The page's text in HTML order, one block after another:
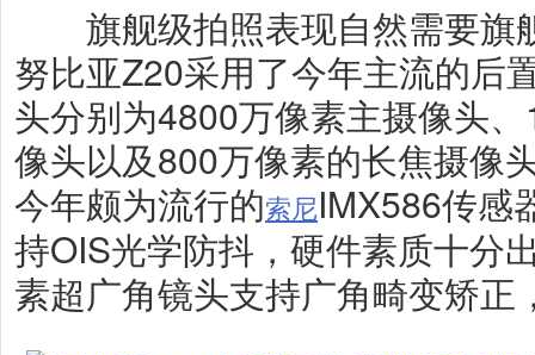
旗舰级拍照表现自然需要旗
努比亚Z20采用了今年主流的后
头分别为4800万像素主摄像头
像头以及800万像素的长焦摄像
今年颇为流行的索尼IMX586传感
持OIS光学防抖，硬件素质十分
素超广角镜头支持广角畸变矫正